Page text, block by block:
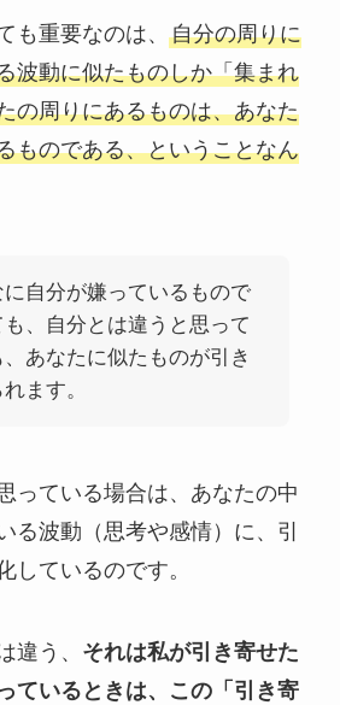
も重要なのは、
自分の周りに
波動に似たものしか「集まれ
の周りにあるものは、あなた
ものである、ということなん
に自分が嫌っているもので
も、自分とは違うと思って
、あなたに似たものが引き
ます。
っている場合は、あなたの中
る波動（思考や感情）に、引
しているのです。
違う、 それは私が引き寄せた
ているときは、この「引き寄